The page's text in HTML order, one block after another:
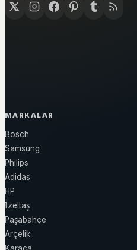
MARKALAR
Bosch
Samsung
Philips
Adidas
HP
İzeltaş
Paşabahçe
Arçelik